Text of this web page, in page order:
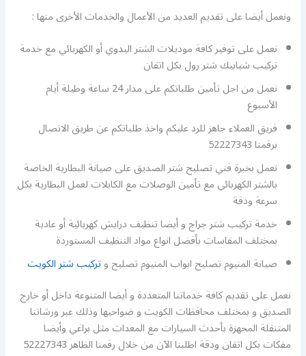
ونعمل أيضا على تقديم العديد من الأعمال والخدمات الأخرى منها :
نعمل على توفير كافة موديلات الشتر اليدوي أو الكهربائي مع خدمة
تركيب شبابيك شتر رول بكل اتقان
نعمل من اجل تأمين طلباتكم على مدار 24 ساعة وطيلة أيام
الأسبوع
فريق العملاء جاهز للرد عليكم واخذ طلباتكم عن طريق الاتصال
برقمنا 52227343
نعمل بخبرة فني تصليح شتر الصديق على صيانة البطارية الخاصة
بالشتر الكهربائي مع تأمين الوصلات مع الكابلات لعمل البطارية بكل
سرعة ودقة
خدمة تركيب شتر جراج و أيضا تنظيف درايش كهربائية أو عادية
بمختلف المقاسات بأفضل انواع مواد التنظيف المستوردة
صيانة المنيوم تصليح ابواب المنيوم تصليح وتركيب شتر الكويت
نعمل على تقديم كافة خدماتنا المتعددة و أيضا المتنوعة داخل أو خارج
الصديق و بمختلف محافظات الكويت و ضواحيها وذلك عبر ورشاتنا
المتنقلة المجهزة بأحدث السيارات مع المعدات مثل براغي وأيضا
مفكات بكل اتقان ودقة اطلبنا الآن من خلال رقمنا الظاهر 52227343